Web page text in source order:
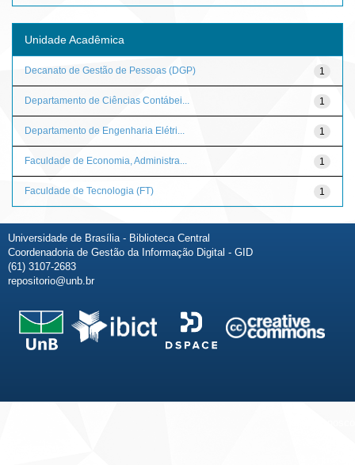
Unidade Acadêmica
1
Decanato de Gestão de Pessoas (DGP)
1
Departamento de Ciências Contábei...
1
Departamento de Engenharia Elétri...
1
Faculdade de Economia, Administra...
1
Faculdade de Tecnologia (FT)
Universidade de Brasília - Biblioteca Central
Coordenadoria de Gestão da Informação Digital - GID
(61) 3107-2683
repositorio@unb.br